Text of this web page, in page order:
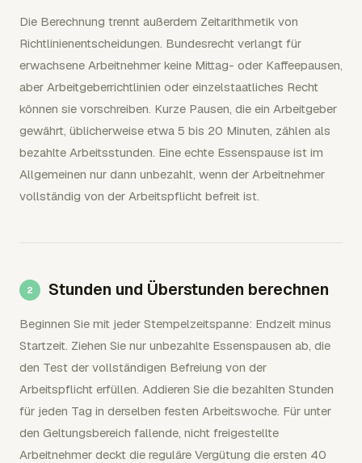
Die Berechnung trennt außerdem Zeitarithmetik von
Richtlinienentscheidungen. Bundesrecht verlangt für
erwachsene Arbeitnehmer keine Mittag- oder Kaffeepausen,
aber Arbeitgeberrichtlinien oder einzelstaatliches Recht
können sie vorschreiben. Kurze Pausen, die ein Arbeitgeber
gewährt, üblicherweise etwa 5 bis 20 Minuten, zählen als
bezahlte Arbeitsstunden. Eine echte Essenspause ist im
Allgemeinen nur dann unbezahlt, wenn der Arbeitnehmer
vollständig von der Arbeitspflicht befreit ist.
Stunden und Überstunden berechnen
Beginnen Sie mit jeder Stempelzeitspanne: Endzeit minus
Startzeit. Ziehen Sie nur unbezahlte Essenspausen ab, die
den Test der vollständigen Befreiung von der
Arbeitspflicht erfüllen. Addieren Sie die bezahlten Stunden
für jeden Tag in derselben festen Arbeitswoche. Für unter
den Geltungsbereich fallende, nicht freigestellte
Arbeitnehmer deckt die reguläre Vergütung die ersten 40